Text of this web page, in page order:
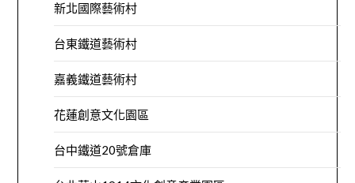
新北國際藝術村
台東鐵道藝術村
嘉義鐵道藝術村
花蓮創意文化園區
台中鐵道20號倉庫